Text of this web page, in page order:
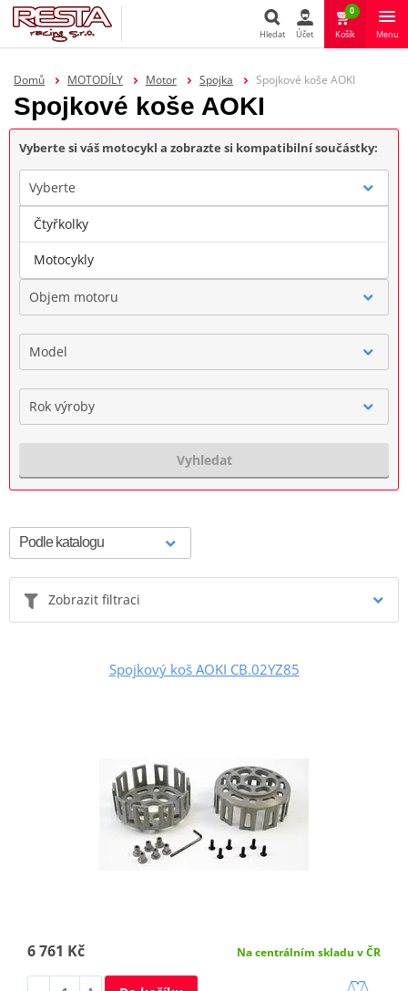
Hledat
Hledat Účet
0
Košík Menu
Domů MOTODÍLY Motor Spojka Spojkové koše AOKI
Spojkové koše AOKI
Vyberte si váš motocykl a zobrazte si kompatibilní součástky:
Vyberte
Značka
Objem motoru
Model
Rok výroby
Vyhledat
Zobrazit filtraci
Spojkový koš AOKI CB.02YZ85
6 761 Kč Na centrálním skladu v ČR
Čtyřkolky
Motocykly